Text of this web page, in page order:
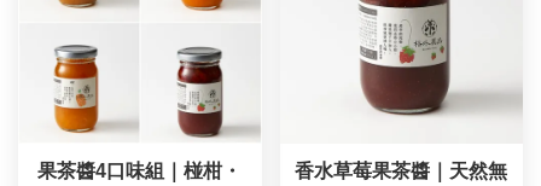
果茶醬4口味組｜椪柑・
香水草莓果茶醬｜天然無